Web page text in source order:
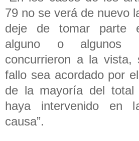
79 no se verá de nuevo
deje de tomar parte
alguno o
concurrieron a la vista,
fallo sea acordado por
de la mayoría del total
haya intervenido en
causa”.